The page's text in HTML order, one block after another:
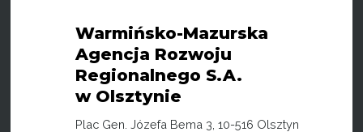
Warmińsko-Mazurska
Agencja Rozwoju
Regionalnego S.A.
w Olsztynie
Plac Gen. Józefa Bema 3, 10-516 Olsztyn